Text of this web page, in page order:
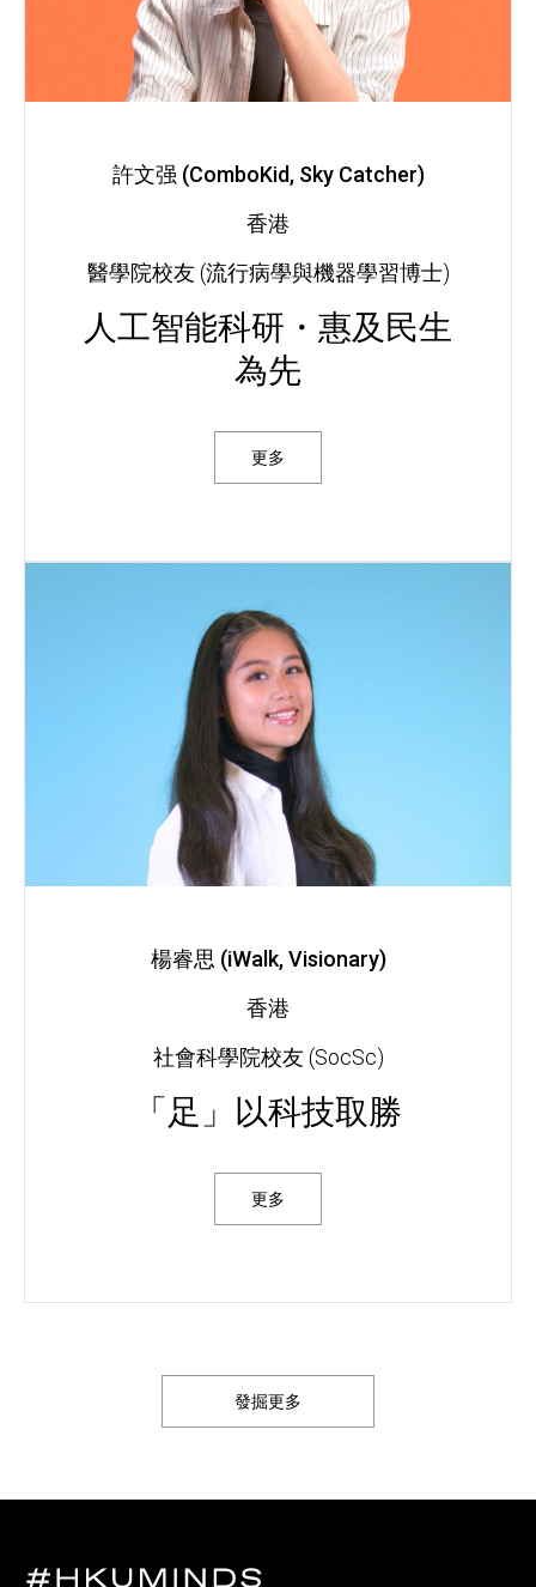
許文强 (ComboKid, Sky Catcher)
香港
醫學院校友 (流行病學與機器學習博士)
人工智能科研・惠及民生
為先
更多
楊睿思 (iWalk, Visionary)
香港
社會科學院校友 (SocSc)
「足」以科技取勝
更多
發掘更多